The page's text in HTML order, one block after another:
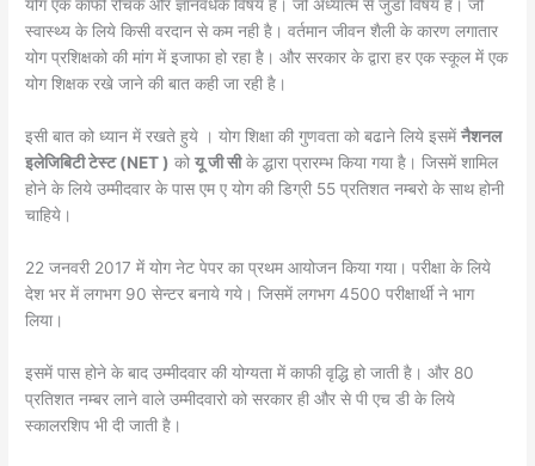
योग एक काफी रोचक और ज्ञानवर्धक विषय है। जो अध्यात्म से जुडा विषय है। जो
स्वास्थ्य के लिये किसी वरदान से कम नही है। वर्तमान जीवन शैली के कारण लगातार
योग प्रशिक्षको की मांग में इजाफा हो रहा है। और सरकार के द्वारा हर एक स्कूल में एक
योग शिक्षक रखे जाने की बात कही जा रही है।
इसी बात को ध्यान में रखते हुये । योग शिक्षा की गुणवता को बढाने लिये इसमेंनैशनल
इलेजिबिटी टेस्ट (NET ) कोयू जी सीके द्धारा प्रारम्भ किया गया है। जिसमें शामिल
होने के लिये उम्मीदवार के पास एम ए योग की डिग्री 55 प्रतिशत नम्बरो के साथ होनी
चाहिये।
22 जनवरी 2017 में योग नेट पेपर का प्रथम आयोजन किया गया। परीक्षा के लिये
देश भर में लगभग 90 सेन्टर बनाये गये। जिसमें लगभग 4500 परीक्षार्थी ने भाग
लिया।
इसमें पास होने के बाद उम्मीदवार की योग्यता में काफी वृद्धि हो जाती है। और 80
प्रतिशत नम्बर लाने वाले उम्मीदवारो को सरकार ही और से पी एच डी के लिये
स्कालरशिप भी दी जाती है।